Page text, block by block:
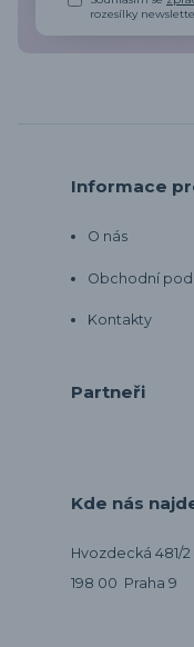
rozesílky
Informace
O nás
Obchodní
Kontakty
Partneři
Kde nás
Hvozdecká 481/2
198 00 Praha 9